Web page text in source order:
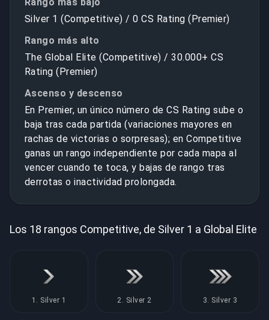
Silver 1 (Competitive) / 0 CS Rating (Premier)
Rango más alto
The Global Elite (Competitive) / 30.000+ CS
Rating (Premier)
Ascenso y descenso
En Premier, un único número de CS Rating sube o
baja tras cada partida (variaciones mayores en
rachas de victorias o sorpresas); en Competitive
ganas un rango independiente por cada mapa al
vencer cuando te toca, y bajas de rango tras
derrotas o inactividad prolongada.
Los 18 rangos Competitive, de Silver 1 a Global Elite
1. Silver 1 2. Silver 2 3. Silver 3